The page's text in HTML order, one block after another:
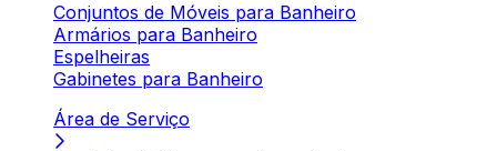
Conjuntos de Móveis para Banheiro
Armários para Banheiro
Espelheiras
Gabinetes para Banheiro
Área de Serviço